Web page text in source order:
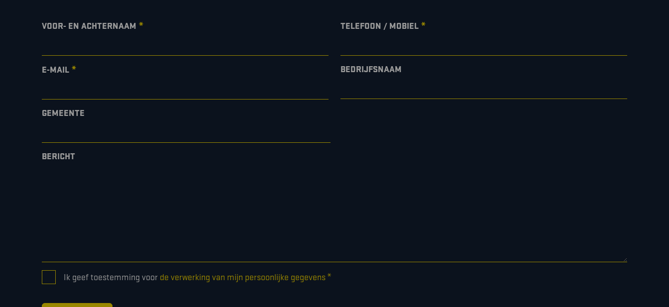
VOOR- EN ACHTERNAAM * TELEFOON / MOBIEL *
E-MAIL * BEDRIJFSNAAM
GEMEENTE
BERICHT
CONSENT
*
Ik geef toestemming voor de verwerking van mijn persoonlijke gegevens*